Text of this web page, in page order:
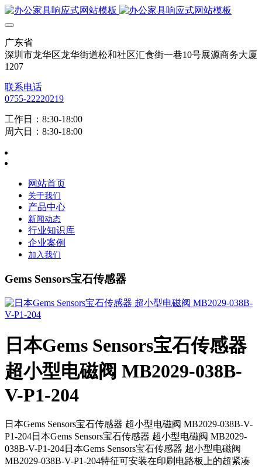
广东省
深圳市龙华区龙华街道松和社区汇食街一巷10号展源商务大厦
1207
联系电话
0755-22220219
工作日：8:30-18:00
周六日：8:30-18:00
网站首页
关于我们
产品中心
新闻动态
行业知识库
企业案例
加入我们
Gems Sensors宝石传感器
日本Gems Sensors宝石传感器
超小型电磁阀 MB2029-038B-
V-P1-204
日本Gems Sensors宝石传感器 超小型电磁阀 MB2029-038B-V-
P1-204日本Gems Sensors宝石传感器 超小型电磁阀 MB2029-
038B-V-P1-204日本Gems Sensors宝石传感器 超小型电磁阀
MB2029-038B-V-P1-204特征可安装在印刷电路板上的超紧凑